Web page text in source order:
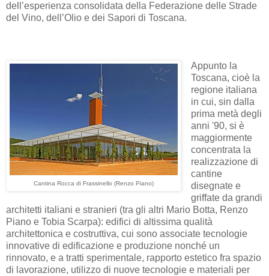
dell’esperienza consolidata della Federazione delle Strade
del Vino, dell’Olio e dei Sapori di Toscana.
Cantina Rocca di Frassinello (Renzo Piano)
Appunto la
Toscana, cioè la
regione italiana
in cui, sin dalla
prima metà degli
anni '90, si è
maggiormente
concentrata la
realizzazione di
cantine
disegnate e
griffate da grandi
architetti italiani e stranieri (tra gli altri Mario Botta, Renzo
Piano e Tobia Scarpa): edifici di altissima qualità
architettonica e costruttiva, cui sono associate tecnologie
innovative di edificazione e produzione nonché un
rinnovato, e a tratti sperimentale, rapporto estetico fra spazio
di lavorazione, utilizzo di nuove tecnologie e materiali per